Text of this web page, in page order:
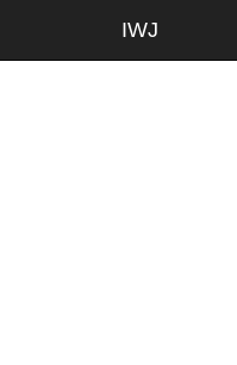
IWJ